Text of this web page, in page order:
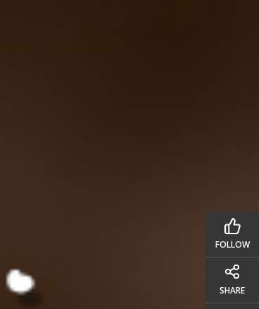
FOLLOW
SHARE